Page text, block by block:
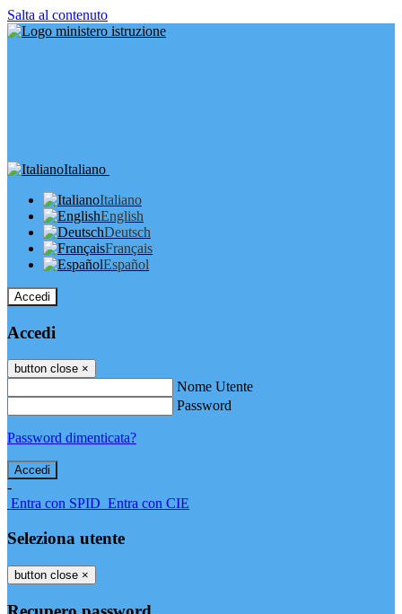
Salta al contenuto
Italiano
Italiano
English
Deutsch
Français
Español
Accedi
Accedi
button close ×
Nome Utente
Password
Password dimenticata?
-
Entra con SPID Entra con CIE
Seleziona utente
button close ×